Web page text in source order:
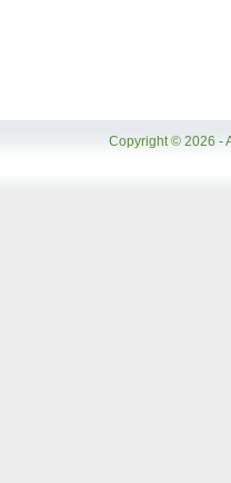
Copyright © 2026 -